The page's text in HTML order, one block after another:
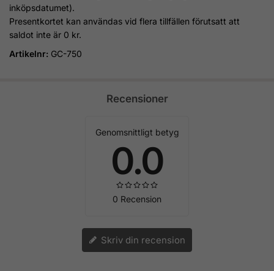
inköpsdatumet).
Presentkortet kan användas vid flera tillfällen förutsatt att
saldot inte är 0 kr.
Artikelnr: GC-750
Recensioner
Genomsnittligt betyg
0.0
0 Recension
Skriv din recension